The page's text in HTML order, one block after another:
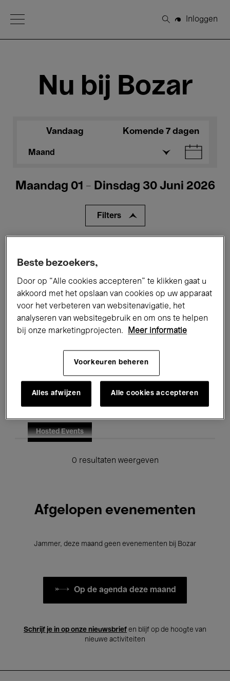
Open Menu
Zoeken
Inloggen
Nu bij Bozar
Vandaag Komende 7 dagen
Maand
Maandag 01 - Dinsdag 30 Juni 2026
Filters
Performances Lezingen & Debatten
Jazz Klassieke Muziek Global Music
Onderwijs Rondleidingen
Hosted Events
0 resultaten weergeven
Afgelopen evenementen
Jammer, deze maand geen evenementen bij Bozar
Op de agenda deze maand
Schrijf je in op onze nieuwsbrief en blijf op de hoogte van
nieuwe activiteiten
Beste bezoekers,
Door op “Alle cookies accepteren” te klikken gaat u
akkoord met het opslaan van cookies op uw apparaat
voor het verbeteren van websitenavigatie, het
analyseren van websitegebruik en om ons te helpen
bij onze marketingprojecten.
Meer informatie
Voorkeuren beheren
Alles afwijzen Alle cookies accepteren